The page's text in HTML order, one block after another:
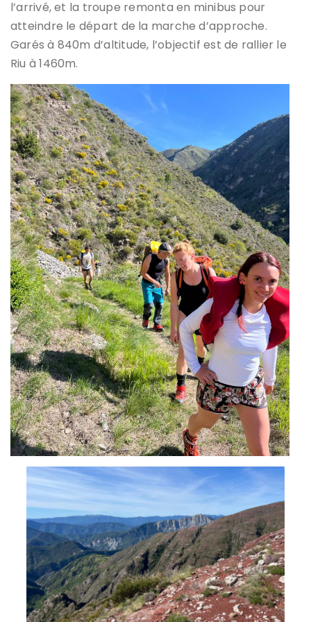
l’arrivé, et la troupe remonta en minibus pour
atteindre le départ de la marche d’approche.
Garés à 840m d’altitude, l’objectif est de rallier le
Riu à 1460m.